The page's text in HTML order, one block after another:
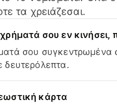
τα χρειάζεσαι.
χρήματά σου εν
σου συγκεντρωμένα
δευτερόλεπτα.
κάρτα